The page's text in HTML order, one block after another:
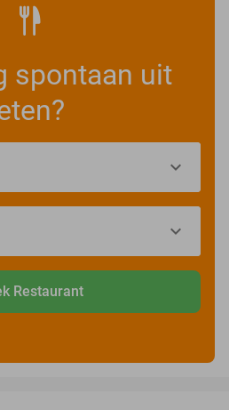
spontaan uit
Restaurant